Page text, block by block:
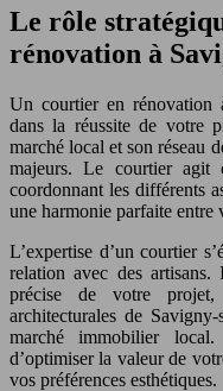
Le rôle
rénovation à
Un courtier en rénovation
dans la réussite de votre
marché local et son réseau
majeurs. Le courtier agit
coordonnant les différents
une harmonie parfaite entre
L’expertise d’un courtier
relation avec des
précise de votre
architecturales de
marché immobilier
d’optimiser la valeur de
vos préférences esthétiques.